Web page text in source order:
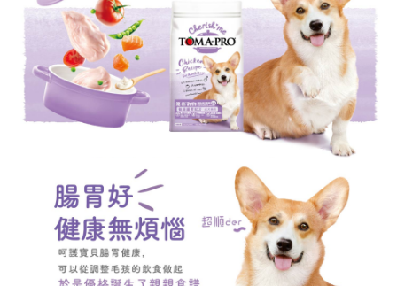
【注意事項】
1.本服務係由「台灣大哥大股份有限公司」（以下簡稱本公司）所提供，讓
用戶於交易時，得透過本服務購買商品或服務，並由商店將買賣／分期付款
買賣價金債權讓與本公司後，依約使用本公司帳單繳交帳款。
2.基於同意付款使用「大哥付你分期」之契約關係目的，商店將以您的個人
資料（包含姓名、電話或地址）提供予台灣大哥大進項蒐集、處理及利用，
由本公司與您本人進行分期帳單所需資料之確認、核對及更正。
3.完整用戶服務條款，請詳閱以下連結：https://oppay.tw/userRule
３．收到繳費通知簡訊後14天內，點擊此簡訊中的連結，可透過四大超商／
ATM／網路銀行／等多元方式進行付款，方視為交易完成。
※ 請注意：結帳手續完成當下不需立刻繳費，但若您需要取消訂單，請聯絡
購買商品的店家。未經商家同意取消之訂單仍視為有效，需透過AFTEE先享
後付繳納相關費用。
※ 交易是否成功請以「AFTEE先享後付 」之結帳頁面顯示為準，若有關於
是否繳費成功／繳費後需取消欲退款等相關疑問，請聯繫「AFTEE先享後付
客戶支援中心」
https://netprotections.freshdesk.com/support/home
１．透過由恩沛科技股份有限公司提供之「AFTEE先享後付」服務完成之交
易，需依本服務之必要範圍內提供個人資料，並將交易相關給付款項請求債
權轉讓予恩沛科技股份有限公司。
２．關於個人資料處理事宜，請瀏覽以下網址：
https://aftee.tw/terms/#terms3
３．未成年的使用者請事先徵得法定代理人或監護人之同意方可使用
「AFTEE先享後付」，若未經同意申辦者引起之損失，本公司不負相關責
離島宅配
每筆NT$180
貨到付款
每筆NT$95，滿NT$1,000(含以上)免運費